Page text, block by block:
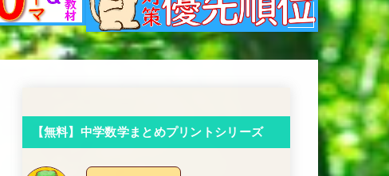
【無料】中学数学まとめプリントシリーズ